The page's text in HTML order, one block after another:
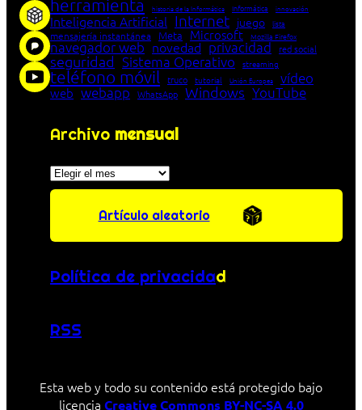
herramienta historia de la Informática Informática innovación
Inteligencia Artificial Internet juego lista
mensajería instantánea Meta Microsoft Mozilla Firefox
navegador web novedad privacidad red social
seguridad Sistema Operativo streaming
teléfono móvil truco tutorial Unión Europea vídeo
web webapp WhatsApp Windows YouTube
Archivo mensual
Archivos
Artículo aleatorio
Política de privacidad
RSS
Esta web y todo su contenido está protegido bajo
licencia Creative Commons BY-NC-SA 4.0